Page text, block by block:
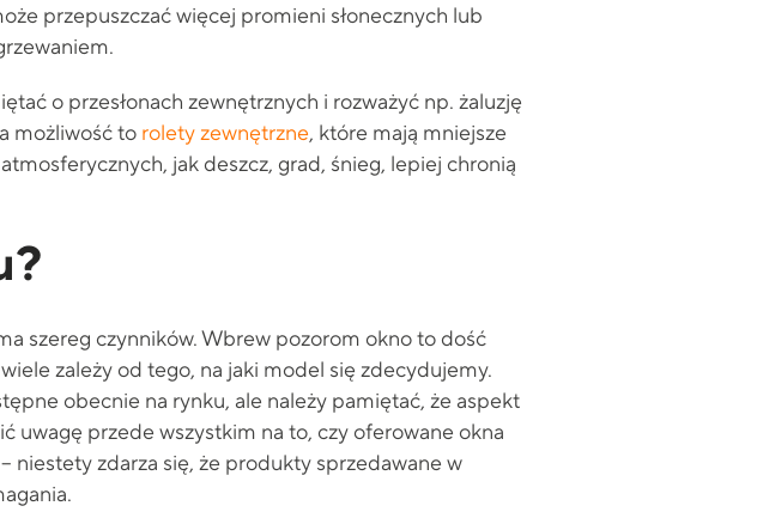
przepuszczać więcej promieni słonecznych lub
o przesłonach zewnętrznych i rozważyć np. żaluzję
możliwość to rolety zewnętrzne, które mają mniejsze
jak deszcz, grad, śnieg, lepiej chronią
szereg czynników. Wbrew pozorom okno to dość
zależy od tego, na jaki model się zdecydujemy.
obecnie na rynku, ale należy pamiętać, że aspekt
uwagę przede wszystkim na to, czy oferowane okna
niestety zdarza się, że produkty sprzedawane w